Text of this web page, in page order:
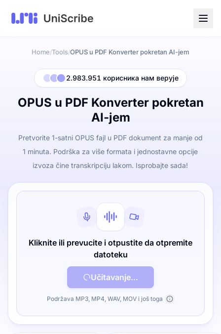
Home/Tools/OPUS u PDF Konverter pokretan AI-jem
2.983.951 корисника нам верује
OPUS u PDF Konverter pokretan
AI-jem
Pretvorite 1-satni OPUS fajl u PDF dokument za manje od
1 minuta. Podrška za više formata i jednostavne opcije
izvoza čine transkripciju lakom. Isprobajte sada!
Kliknite ili prevucite i otpustite da otpremite
datoteku
Učitavanje...
Podržava MP3, MP4, WAV, MOV i još toga